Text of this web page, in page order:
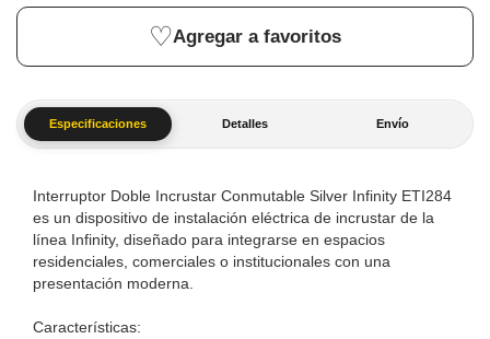
Especificaciones Detalles Envío
Interruptor Doble Incrustar Conmutable Silver Infinity ETI284
es un dispositivo de instalación eléctrica de incrustar de la
línea Infinity, diseñado para integrarse en espacios
residenciales, comerciales o institucionales con una
presentación moderna.
Características:
Agregar a favoritos